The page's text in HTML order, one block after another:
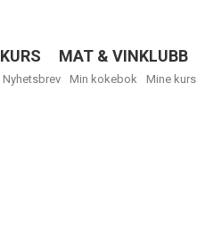
KURS MAT & VINKLUBB
Nyhetsbrev Min kokebok Mine kurs